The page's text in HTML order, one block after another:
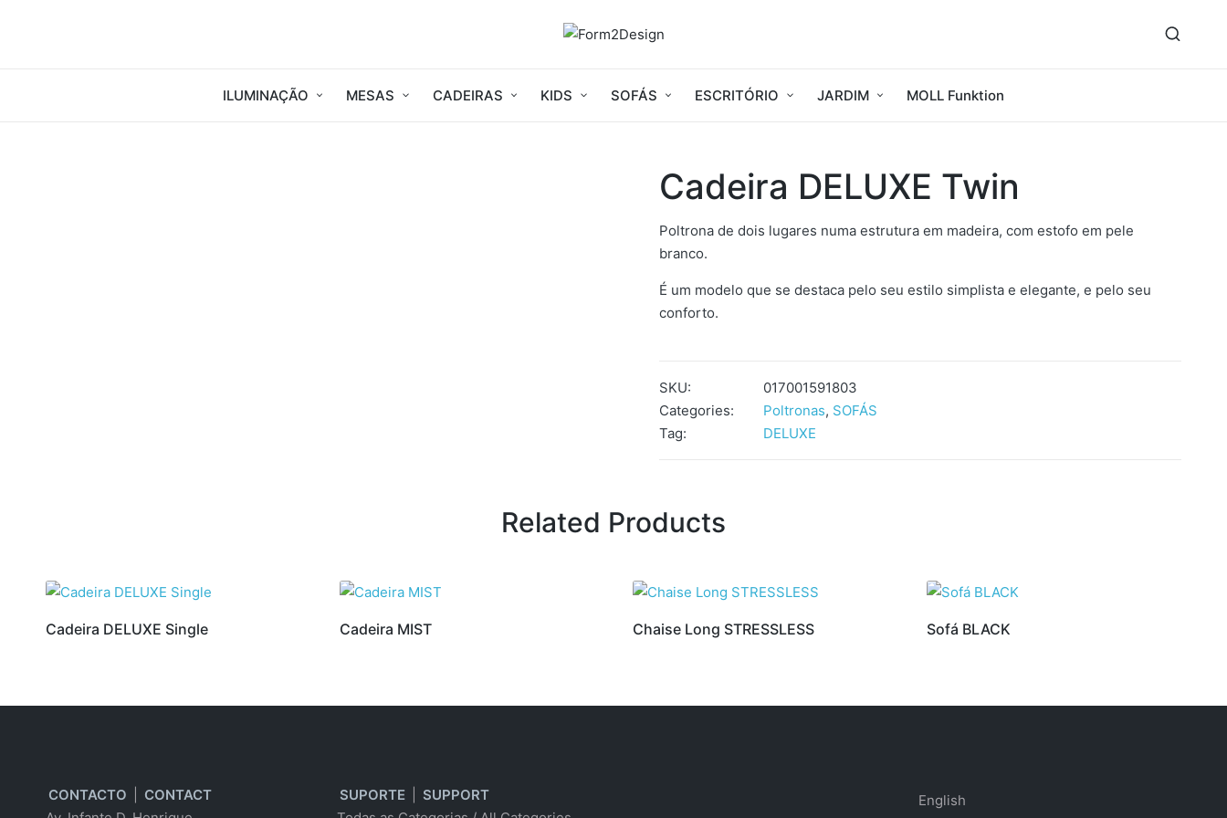
ILUMINAÇÃO MESAS CADEIRAS KIDS SOFÁS ESCRITÓRIO JARDIM MOLL Funktion
Cadeira DELUXE Twin
Poltrona de dois lugares numa estrutura em madeira, com estofo em pele
branco.
É um modelo que se destaca pelo seu estilo simplista e elegante, e pelo seu
conforto.
SKU:
017001591803
Categories:
Poltronas, SOFÁS
Tag:
DELUXE
Related Products
Cadeira DELUXE Single Cadeira MIST Chaise Long STRESSLESS Sofá BLACK
CONTACTO
CONTACT
SUPORTE
SUPPORT
English